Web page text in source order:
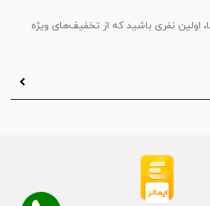
اولین نفری باشید که از تخفیف‌های ویژه